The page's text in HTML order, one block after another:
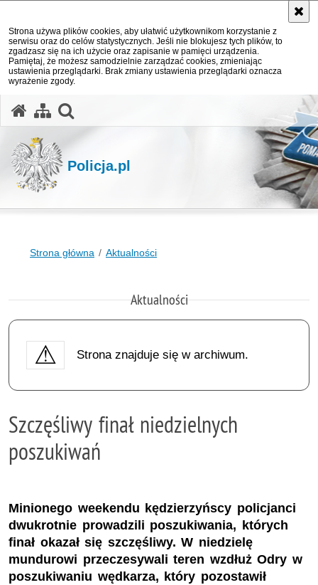
Strona używa plików cookies, aby ułatwić użytkownikom korzystanie z
serwisu oraz do celów statystycznych. Jeśli nie blokujesz tych plików, to
zgadzasz się na ich użycie oraz zapisanie w pamięci urządzenia.
Pamiętaj, że możesz samodzielnie zarządzać cookies, zmieniając
ustawienia przeglądarki. Brak zmiany ustawienia przeglądarki oznacza
wyrażenie zgody.
Policja.pl
Strona główna Aktualności
Aktualności
Strona znajduje się w archiwum.
Szczęśliwy finał niedzielnych
poszukiwań
Minionego weekendu kędzierzyńscy policjanci
dwukrotnie prowadzili poszukiwania, których
finał okazał się szczęśliwy. W niedzielę
mundurowi przeczesywali teren wzdłuż Odry w
poszukiwaniu wędkarza, który pozostawił